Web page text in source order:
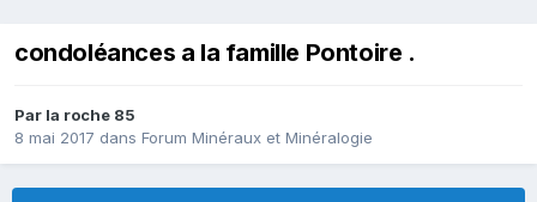
condoléances a la famille Pontoire .
Par la roche 85
8 mai 2017 dans Forum Minéraux et Minéralogie